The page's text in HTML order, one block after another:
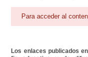
Para acceder al
Los enlaces publicados